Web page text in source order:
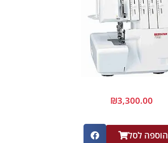
₪3,300.00
הוספה לסל